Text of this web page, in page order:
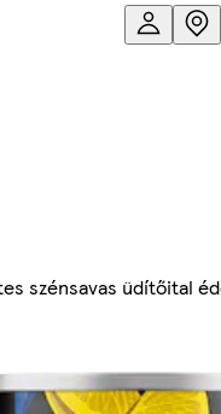
szénsavas üdítőital